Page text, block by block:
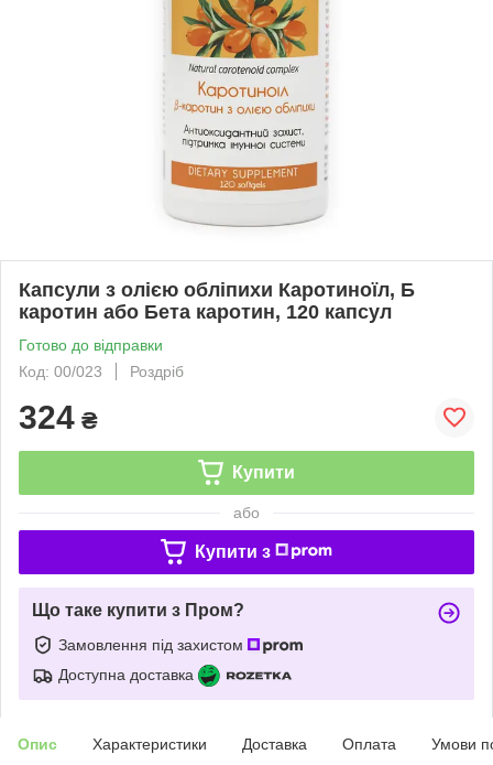
Капсули з олією обліпихи Каротиноїл, Б
каротин або Бета каротин, 120 капсул
Готово до відправки
Код: 00/023
Роздріб
324 ₴
Купити
або
Купити з
Що таке купити з Пром?
Замовлення під захистом
Доступна доставка
Опис Характеристики Доставка Оплата Умови